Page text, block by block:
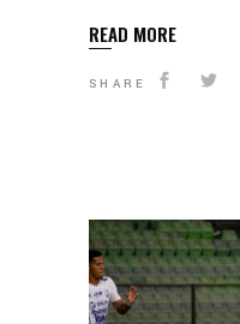
READ MORE
SHARE